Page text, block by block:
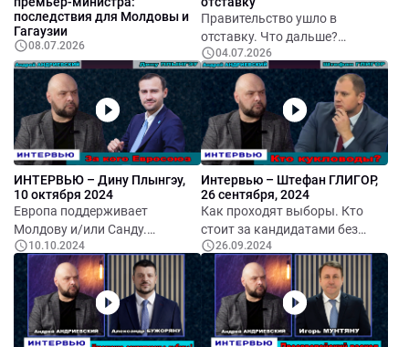
это изменение статуса автономии или речь идет
исключительно о приведении регионального
законодательства в соответствие с Конституцией страны?
Обсудим правовые и политические последствия этого
решения, а также возможные сценарии развития событий с
политическим комментатором Виталием Андриевским.
последствия для Молдовы и
Гагаузии
08.07.2026
Правительство ушло в
отставку. Что дальше?
Обсудили с политологом
Виталием Андриевским.
04.07.2026
ИНТЕРВЬЮ – Дину Плынгэу,
10 октября 2024
Европа поддерживает
Молдову и/или Санду.
Массовая блокировка
телеграм-каналов ОПГ Шор.
Как проходят выборы, какие
трудности у кандидата от
Блока "Вместе". Почему
президент Санду не участвует
10.10.2024
Интервью – Штефан ГЛИГОР,
26 сентября, 2024
Как проходят выборы. Кто
стоит за кандидатами без
партии. Законность снятия
Игоря Мунтяну с гонки.
Почему наши политики
"потеряли тормоза". Кто
тайный кандидат Шора.
Будущее Блока "Вместе".
26.09.2024